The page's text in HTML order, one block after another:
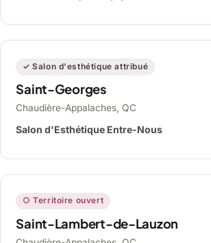
✓ Salon d'esthétique attribué
Saint-Georges
Chaudière-Appalaches, QC
Salon d'Esthétique Entre-Nous
○ Territoire ouvert
Saint-Lambert-de-Lauzon